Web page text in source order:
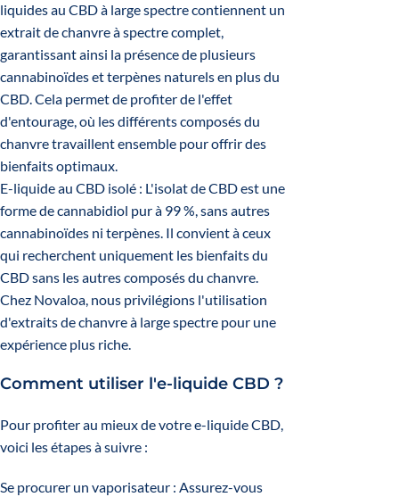
liquides au CBD à large spectre contiennent un
extrait de chanvre à spectre complet,
garantissant ainsi la présence de plusieurs
cannabinoïdes et terpènes naturels en plus du
CBD. Cela permet de profiter de l'effet
d'entourage, où les différents composés du
chanvre travaillent ensemble pour offrir des
bienfaits optimaux.
E-liquide au CBD isolé : L'isolat de CBD est une
forme de cannabidiol pur à 99 %, sans autres
cannabinoïdes ni terpènes. Il convient à ceux
qui recherchent uniquement les bienfaits du
CBD sans les autres composés du chanvre.
Chez Novaloa, nous privilégions l'utilisation
d'extraits de chanvre à large spectre pour une
expérience plus riche.
Comment utiliser l'e-liquide CBD ?
Pour profiter au mieux de votre e-liquide CBD,
voici les étapes à suivre :
Se procurer un vaporisateur : Assurez-vous